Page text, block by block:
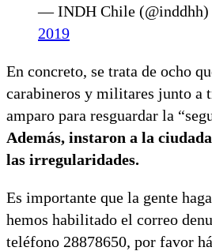
— INDH Chile (@inddhh)
2019
En concreto, se trata de ocho
carabineros y militares junto a
amparo para resguardar la
Además, instaron a la
las irregularidades.
Es importante que la gente
hemos habilitado el correo
teléfono 28878650, por favor